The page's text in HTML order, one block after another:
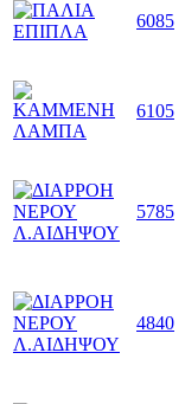
6085
6105
5785
4840